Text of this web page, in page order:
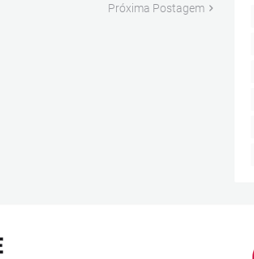
Próxima Postagem